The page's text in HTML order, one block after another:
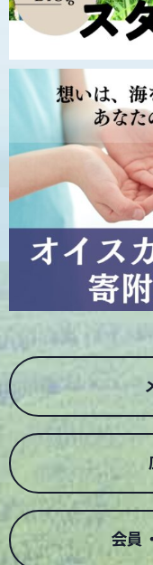
会員